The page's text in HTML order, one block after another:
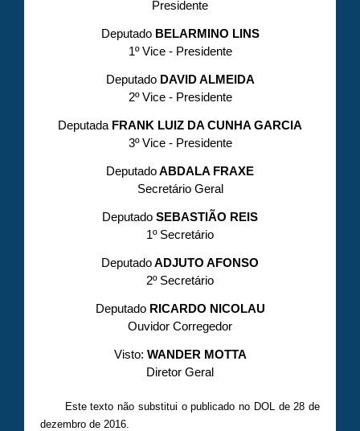
Presidente
DeputadoBELARMINO LINS
1º Vice - Presidente
DeputadoDAVID ALMEIDA
2º Vice - Presidente
Deputada FRANK LUIZ DA CUNHA GARCIA
3º Vice - Presidente
DeputadoABDALA FRAXE
Secretário Geral
Deputado SEBASTIÃO REIS
1º Secretário
DeputadoADJUTO AFONSO
2º Secretário
DeputadoRICARDO NICOLAU
Ouvidor Corregedor
Visto: WANDER MOTTA
Diretor Geral
Este texto não substitui o publicado no DOL de 28 de
dezembro de 2016.